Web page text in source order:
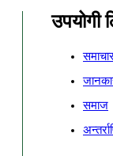
उपयोगी
समाज